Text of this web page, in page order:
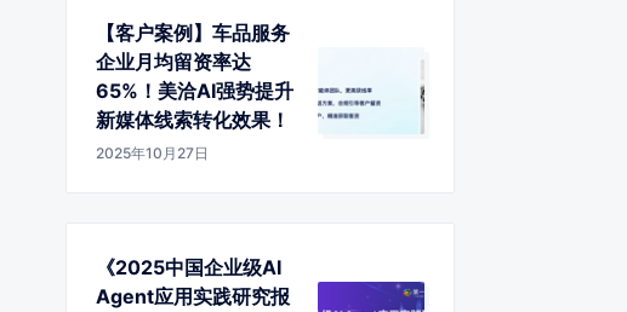
【客户案例】车品服务
企业月均留资率达
65%！美洽AI强势提升
新媒体线索转化效果！
2025年10月27日
《2025中国企业级AI
Agent应用实践研究报